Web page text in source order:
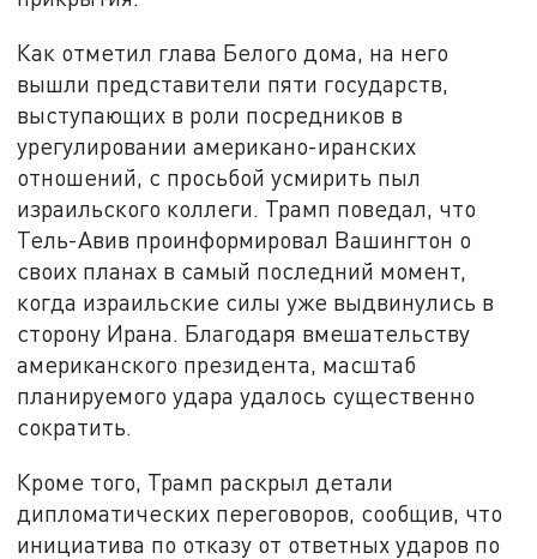
Как отметил глава Белого дома, на него
вышли представители пяти государств,
выступающих в роли посредников в
урегулировании американо-иранских
отношений, с просьбой усмирить пыл
израильского коллеги. Трамп поведал, что
Тель-Авив проинформировал Вашингтон о
своих планах в самый последний момент,
когда израильские силы уже выдвинулись в
сторону Ирана. Благодаря вмешательству
американского президента, масштаб
планируемого удара удалось существенно
сократить.
Кроме того, Трамп раскрыл детали
дипломатических переговоров, сообщив, что
инициатива по отказу от ответных ударов по